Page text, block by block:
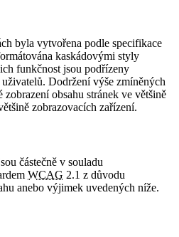
byla vytvořena podle specifikace
kaskádovými styly
funkčnost jsou podřízeny
Dodržení výše zmíněných
obsahu stránek ve většině
zobrazovacích zařízení.
částečně v souladu
WCAG 2.1 z důvodu
anebo výjimek uvedených níže.